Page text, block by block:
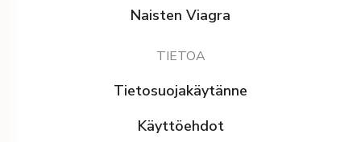
Naisten Viagra
TIETOA
Tietosuojakäytänne
Käyttöehdot